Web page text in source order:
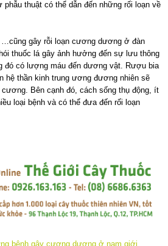
phẫu thuật có thể dẫn đến những rối loạn về
…cũng gây rỗi loạn cương dương ở đàn
thuốc lá gây ảnh hưởng đến sự lưu thông
đó có lượng máu đến dương vật. Rượu bia
hệ thần kinh trung ương đương nhiên sẽ
Bên cạnh đó, cách sống thụ động, ít
loại bệnh và có thể đưa đến rối loạn